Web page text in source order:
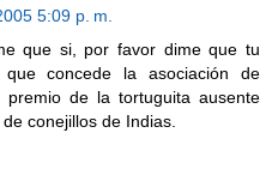
5:09 p. m.
que si, por favor dime que tu
concede la asociación de
de la tortuguita ausente
conejillos de Indias.